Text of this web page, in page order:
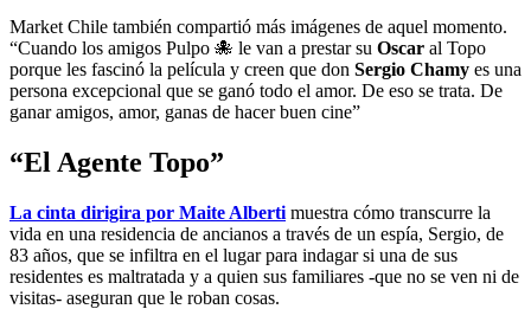
Market Chile también compartió más imágenes de aquel momento.
“Cuando los amigos Pulpo 🐙 le van a prestar su Oscar al Topo
porque les fascinó la película y creen que don Sergio Chamy es una
persona excepcional que se ganó todo el amor. De eso se trata. De
ganar amigos, amor, ganas de hacer buen cine”
“El Agente Topo”
La cinta dirigira por Maite Alberti muestra cómo transcurre la
vida en una residencia de ancianos a través de un espía, Sergio, de
83 años, que se infiltra en el lugar para indagar si una de sus
residentes es maltratada y a quien sus familiares -que no se ven ni de
visitas- aseguran que le roban cosas.